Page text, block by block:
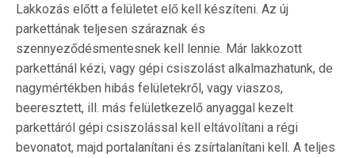
Lakkozás előtt a felületet elő kell készíteni. Az új
parkettának teljesen száraznak és
szennyeződésmentesnek kell lennie. Már lakkozott
parkettánál kézi, vagy gépi csiszolást alkalmazhatunk, de
nagymértékben hibás felületekről, vagy viaszos,
beeresztett, ill. más felületkezelő anyaggal kezelt
parkettáról gépi csiszolással kell eltávolítani a régi
bevonatot, majd portalanítani és zsírtalanítani kell. A teljes